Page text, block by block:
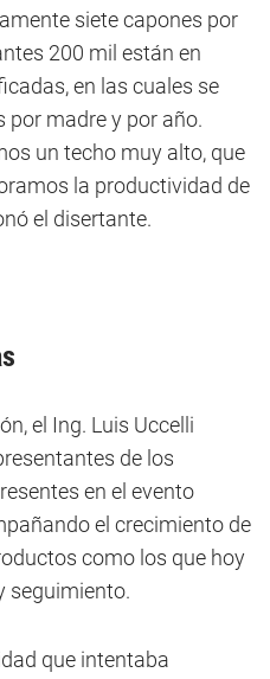
siete capones por
200 mil están en
en las cuales se
por madre y por año.
un techo muy alto, que
la productividad de
el disertante.
el Ing. Luis Uccelli
de los
en el evento
el crecimiento de
como los que hoy
seguimiento.
que intentaba